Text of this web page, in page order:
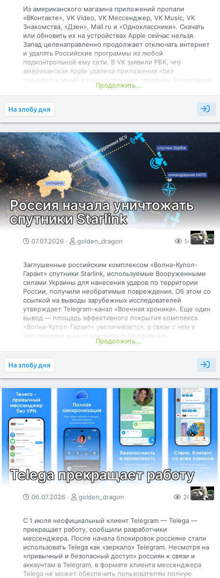
Из американского магазина приложений пропали
«ВКонтакте», VK Video, VK Мессенджер, VK Music, VK
Знакомства, «Дзен», Mail.ru и «Одноклассники». Скачать
или обновить их на устройствах Apple сейчас нельзя.
Запад целенаправленно продолжает отключать интернет
и удалять Российские программы из любой
подконтрольной ему сети. В VK заявили РБК, что
американская Apple удалила приложения «без
предупреждений в одностороннем порядке». В компании
утверждают, что VK не находится под санкциями и не
фигурирует в санкционных списках.
Уже установленные приложения на iPhone и iPad
продолжат работать, но в VK предупреждают о проблемах
с push-уведомлениями о сообщениях и важных событиях.
На Android приложения VK, по данным компании,
доступны в полном объёме.
Продолжить...
На злобу дня
Россия начала уничтожать
спутники Starlink
07.07.2026 golden_dragon 149 0
Заглушенные российским комплексом «Волна-Купол-
Гарант» спутники Starlink, используемые Вооруженными
силами Украины для нанесения ударов по территории
России, получили необратимые повреждения. Об этом со
ссылкой на выводы зарубежных исследователей
утверждает Telegram-канал «Военная хроника». Еще один
вывод — площадь эффективного покрытия комплекса
«Волна-Купол-Гарант» увеличивается, в связи с чем в
перспективе можно говорить о создании на
определенных участках фронта радиоэлектронного
«колпака». Ранее Telegram-канал «Военный
осведомитель» заявил, что российские специалисты
разработали комплекс радиоэлектронной борьбы «Волна-
Купол-Гарант», который глушит каналы спутниковой связи
Starlink.
«Первый и наиболее важный [вывод] заключается в том,
что в конечном итоге электронные компоненты
космических аппаратов, чьи орбитальные траектории
пролегают через зону активного глушения, так или иначе
получат необратимые повреждения», — говорится в
публикации.
Как тогда же...
Продолжить...
На злобу дня
Telega прекращает работу
06.07.2026 golden_dragon 205 0
С 1 июля неофициальный клиент Telegram — Telega —
прекращает работу, сообщили разработчики
мессенджера. После начала блокировок россияне стали
использовать Telega как «зеркало» Telegram. Несмотря на
«привычный и безопасный доступ» россиян к связи и
аккаунтам в Telegram, в формате клиента мессенджера
Telega не может обеспечить пользователям полную